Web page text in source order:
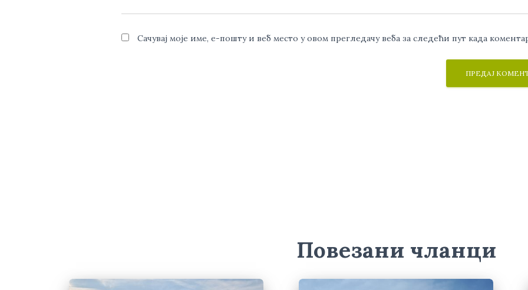
Сачувај моје име, е-пошту и веб место у овом прегледачу веба за следећи пут када
Повезани чланци